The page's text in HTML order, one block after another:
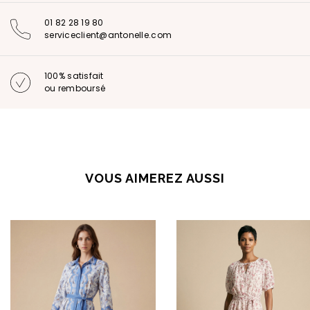
01 82 28 19 80
serviceclient@antonelle.com
100% satisfait
ou remboursé
VOUS AIMEREZ AUSSI